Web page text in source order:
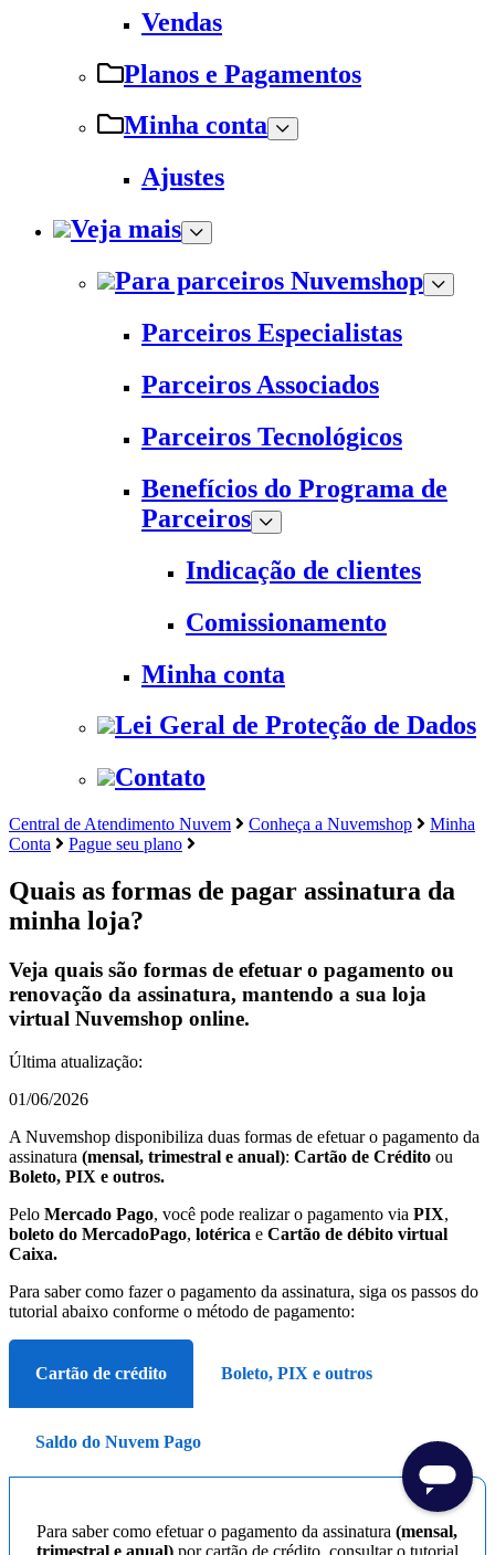
Vendas
Planos e Pagamentos
Minha conta
Ajustes
Veja mais
Para parceiros Nuvemshop
Parceiros Especialistas
Parceiros Associados
Parceiros Tecnológicos
Benefícios do Programa de
Parceiros
Indicação de clientes
Comissionamento
Minha conta
Lei Geral de Proteção de Dados
Contato
Central de Atendimento Nuvem Conheça a Nuvemshop
Minha
Conta
Pague seu plano
Quais as formas de pagar assinatura da
minha loja?
Veja quais são formas de efetuar o pagamento ou
renovação da assinatura, mantendo a sua loja
virtual Nuvemshop online.
Última atualização:
01/06/2026
A Nuvemshop disponibiliza duas formas de efetuar o pagamento da
assinatura (mensal, trimestral e anual): Cartão de Crédito ou
Boleto, PIX e outros.
Pelo Mercado Pago, você pode realizar o pagamento via PIX,
boleto do MercadoPago, lotérica e Cartão de débito virtual
Caixa.
Para saber como fazer o pagamento da assinatura, siga os passos do
tutorial abaixo conforme o método de pagamento:
Cartão de crédito Boleto, PIX e outros
Saldo do Nuvem Pago
Para saber como efetuar o pagamento da assinatura (mensal,
trimestral e anual) por cartão de crédito, consultar o tutorial